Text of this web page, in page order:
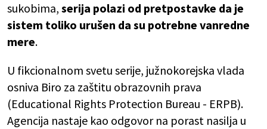
sukobima, serija polazi od pretpostavke da je
sistem toliko urušen da su potrebne vanredne
mere.
U fikcionalnom svetu serije, južnokorejska vlada
osniva Biro za zaštitu obrazovnih prava
(Educational Rights Protection Bureau - ERPB).
Agencija nastaje kao odgovor na porast nasilja u